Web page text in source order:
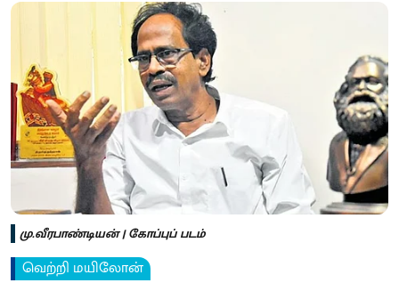
மு.வீரபாண்டியன் | கோப்புப் படம்
வெற்றி மயிலோன்